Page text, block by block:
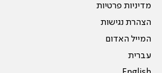
מדיניות פרטיות
הצהרת נגישות
המייל האדום
עברית